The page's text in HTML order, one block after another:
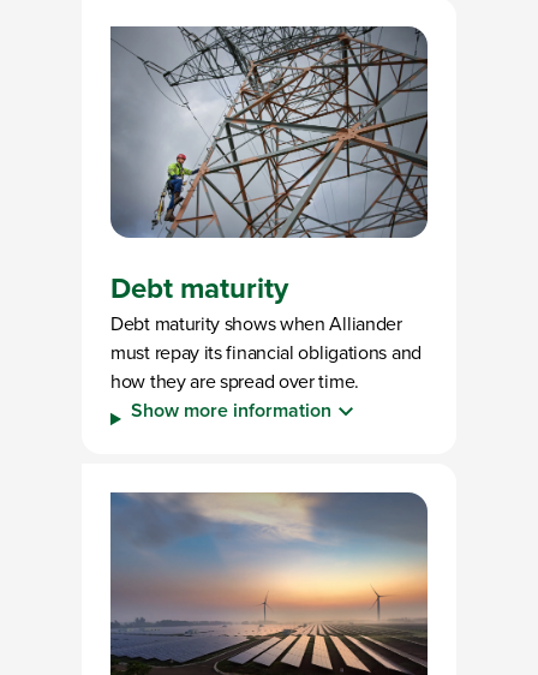
Debt maturity
Debt maturity shows when Alliander
must repay its financial obligations and
how they are spread over time.
Show more information